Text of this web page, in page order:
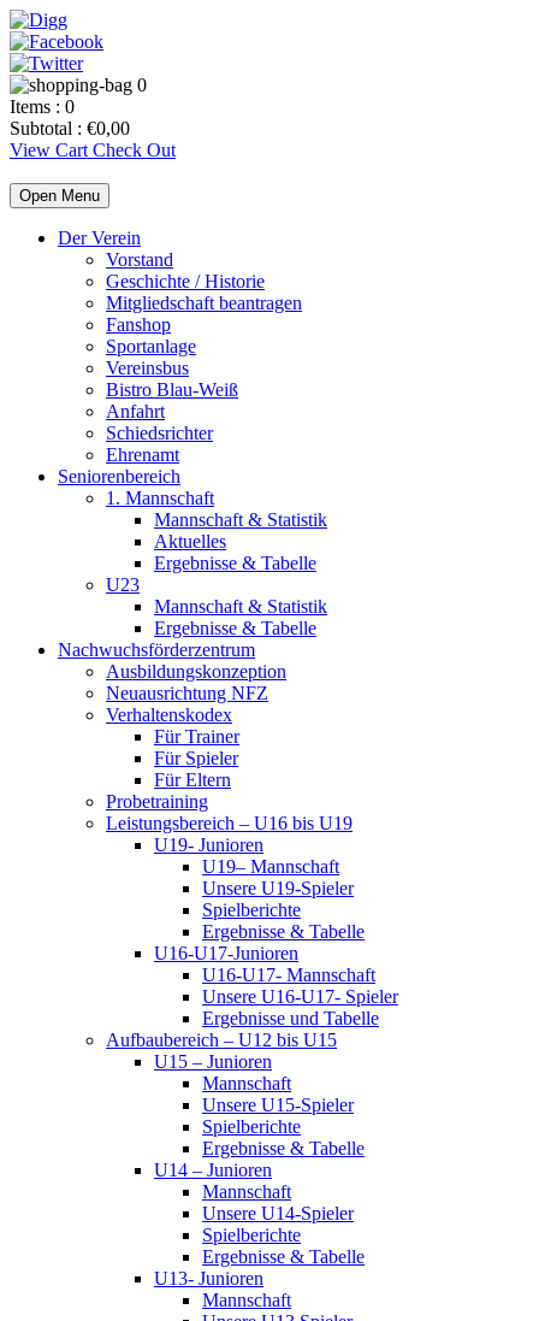
0
Items : 0
Subtotal : €0,00
View Cart Check Out
Open Menu
Der Verein
Vorstand
Geschichte / Historie
Mitgliedschaft beantragen
Fanshop
Sportanlage
Vereinsbus
Bistro Blau-Weiß
Anfahrt
Schiedsrichter
Ehrenamt
Seniorenbereich
1. Mannschaft
Mannschaft & Statistik
Aktuelles
Ergebnisse & Tabelle
U23
Mannschaft & Statistik
Ergebnisse & Tabelle
Nachwuchsförderzentrum
Ausbildungskonzeption
Neuausrichtung NFZ
Verhaltenskodex
Für Trainer
Für Spieler
Für Eltern
Probetraining
Leistungsbereich – U16 bis U19
U19- Junioren
U19– Mannschaft
Unsere U19-Spieler
Spielberichte
Ergebnisse & Tabelle
U16-U17-Junioren
U16-U17- Mannschaft
Unsere U16-U17- Spieler
Ergebnisse und Tabelle
Aufbaubereich – U12 bis U15
U15 – Junioren
Mannschaft
Unsere U15-Spieler
Spielberichte
Ergebnisse & Tabelle
U14 – Junioren
Mannschaft
Unsere U14-Spieler
Spielberichte
Ergebnisse & Tabelle
U13- Junioren
Mannschaft